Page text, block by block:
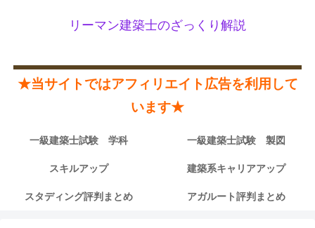
リーマン建築士のざっくり解説
★当サイトではアフィリエイト広告を利用して
います★
一級建築士試験 学科 一級建築士試験 製図
スキルアップ 建築系キャリアアップ
スタディング評判まとめ アガルート評判まとめ